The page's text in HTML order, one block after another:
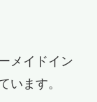
メイドイン
います。